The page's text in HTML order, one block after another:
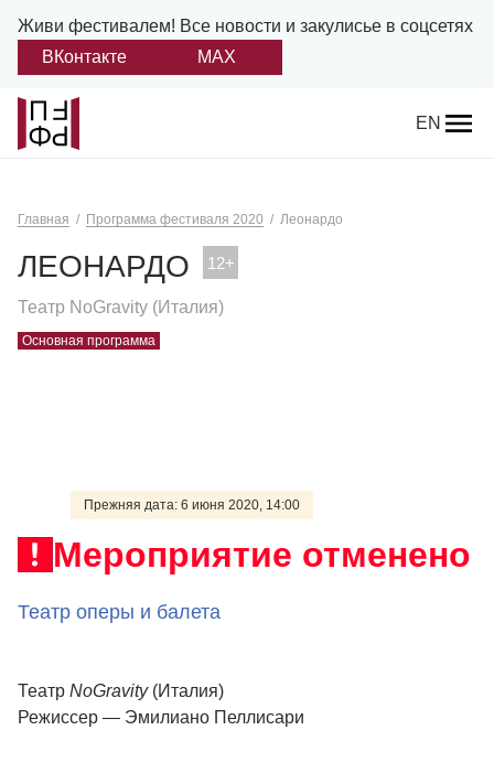
Живи фестивалем! Все новости и закулисье в соцсетях
ВКонтакте
MAX
EN
Назад
Платонов
Положение о фестивале
Учредители и партнеры
Отчеты и документы
Главная Программа фестиваля 2020 Леонардо
ЛЕОНАРДО
Театр NoGravity (Италия)
Основная программа
Прежняя дата: 6 июня 2020, 14:00
Мероприятие отменено
Театр оперы и балета
Театр NoGravity(Италия)
Режиссер — Эмилиано Пеллисари